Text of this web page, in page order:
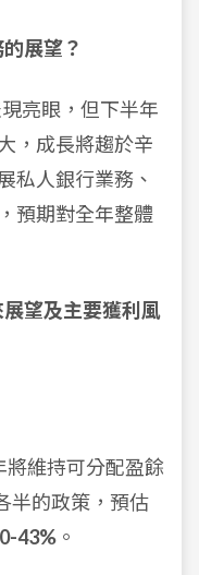
展望？
亮眼，但下半年
，成長將趨於辛
私人銀行業務、
預期對全年整體
望及主要獲利風
將維持可分配盈餘
半的政策，預估
43% 。